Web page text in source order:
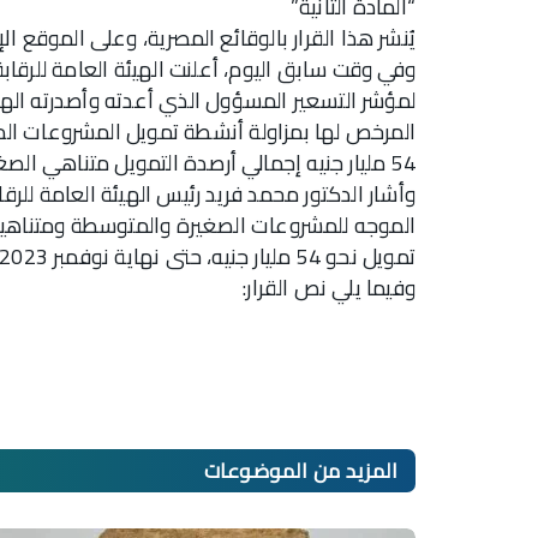
يُنشر هذا القرار بالوقائع المصرية، وعلى الموقع
وفي وقت سابق اليوم، أعلنت الهيئة العامة
لمؤشر التسعير المسؤول الذي أعدته وأصدرته
المرخص لها بمزاولة أنشطة تمويل المشروعات
54 مليار جنيه إجمالي أرصدة التمويل متناهي الصغر
وأشار الدكتور محمد فريد رئيس الهيئة العامة
تمويل نحو 54 مليار جنيه، حتى نهاية نوفمبر 2023.
وفيما يلي نص القرار:
المزيد منالموضوعات